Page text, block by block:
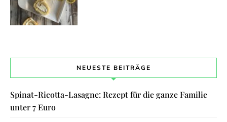
NEUESTE BEITRÄGE
Spinat-Ricotta-Lasagne: Rezept für die ganze Familie
unter 7 Euro